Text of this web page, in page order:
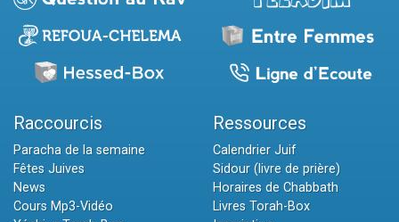
Raccourcis
Paracha de la semaine
Fêtes Juives
News
Cours Mp3-Vidéo
Ressources
Calendrier Juif
Sidour (livre de prière)
Horaires de Chabbath
Livres Torah-Box